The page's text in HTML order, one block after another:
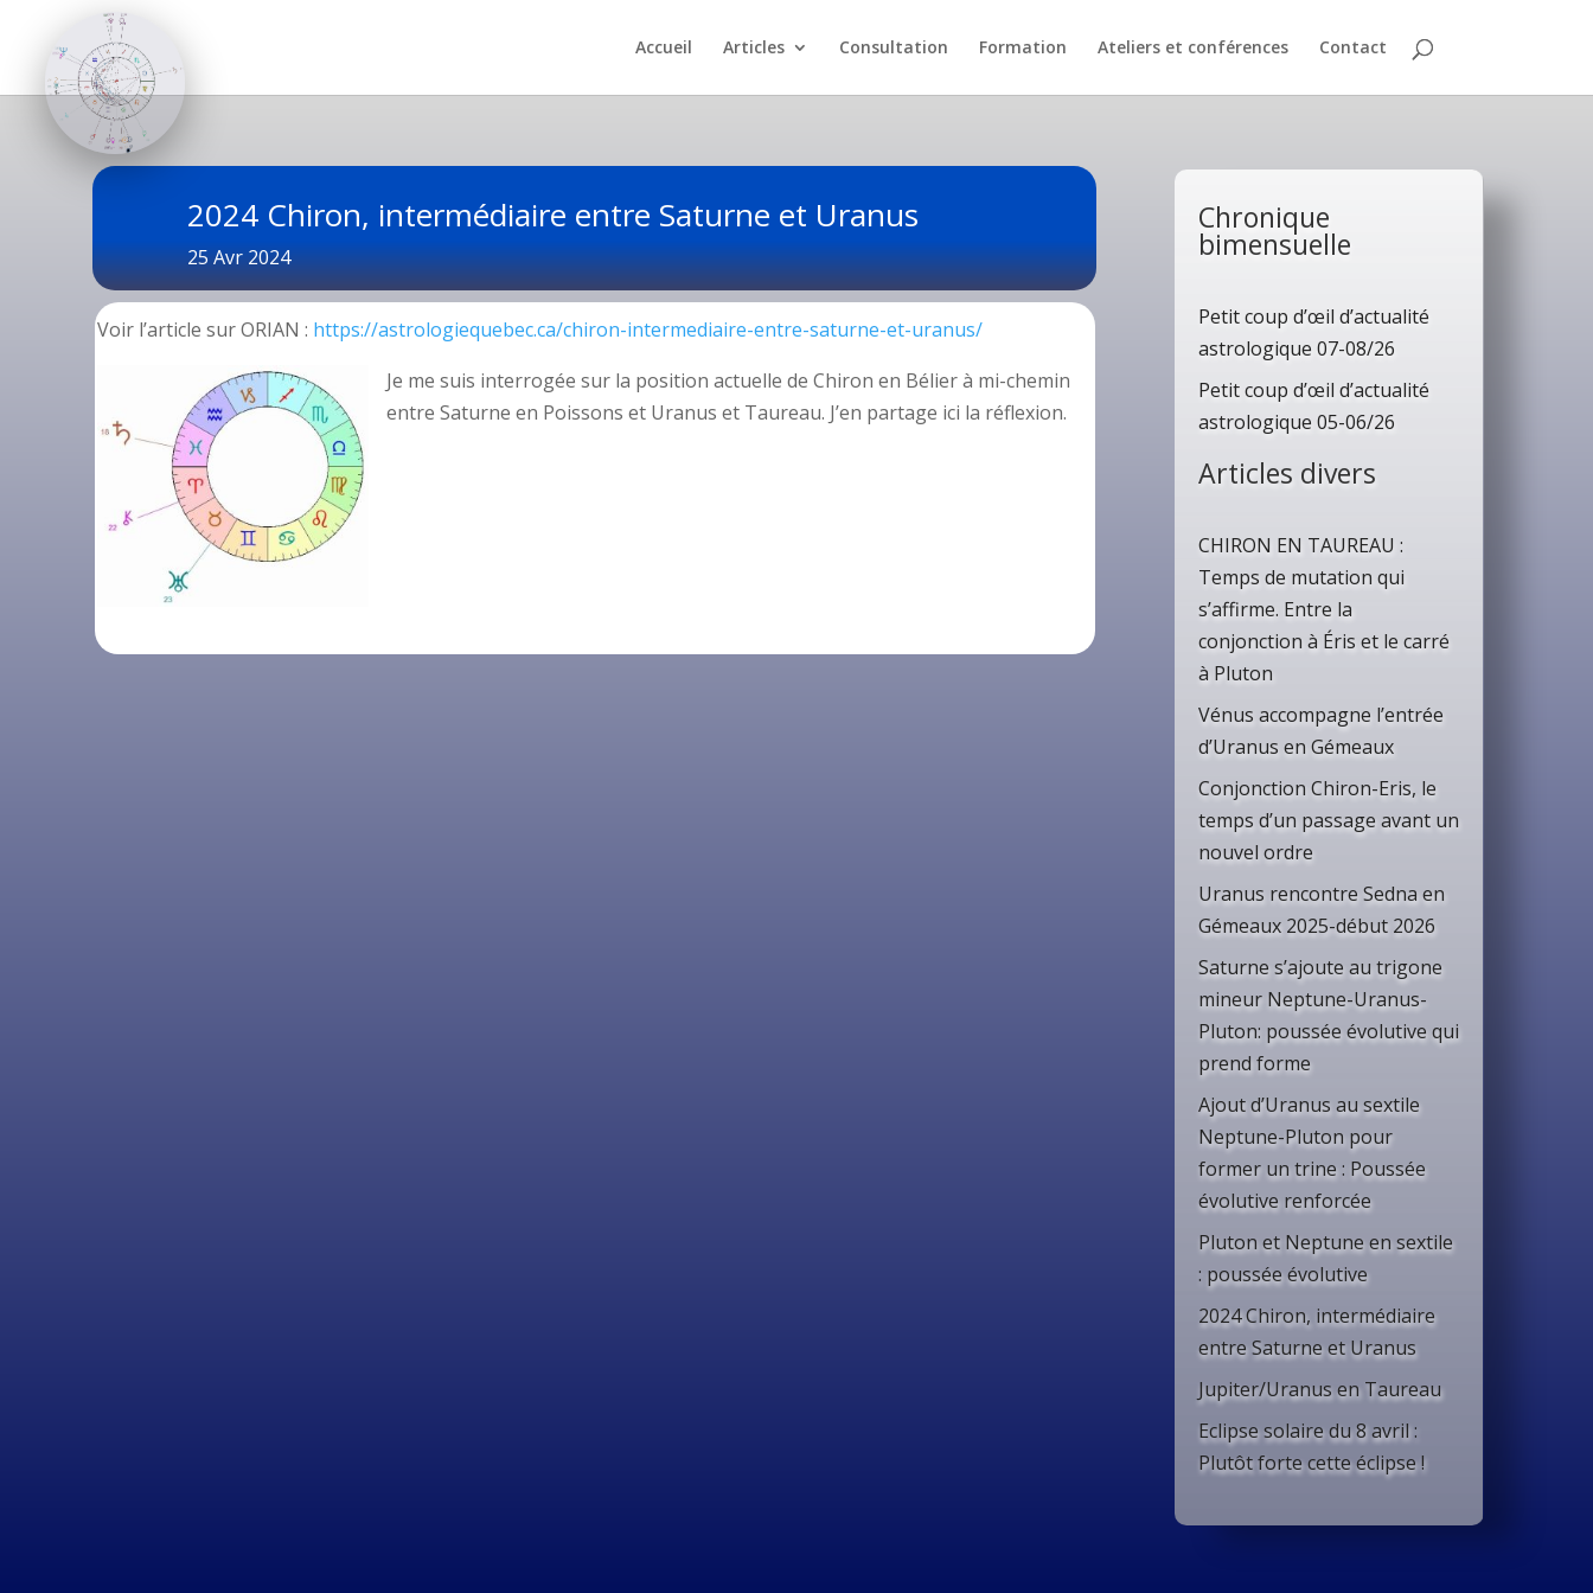
Accueil Articles Consultation Formation Ateliers et conférences Contact
2024 Chiron, intermédiaire entre Saturne et Uranus
25 Avr 2024
Voir l’article sur ORIAN : https://astrologiequebec.ca/chiron-intermediaire-entre-saturne-et-uranus/
Je me suis interrogée sur la position actuelle de Chiron en Bélier à mi-chemin
entre Saturne en Poissons et Uranus et Taureau. J’en partage ici la réflexion.
Chronique
bimensuelle
Petit coup d’œil d’actualité
astrologique 07-08/26
Petit coup d’œil d’actualité
astrologique 05-06/26
Articles divers
CHIRON EN TAUREAU :
Temps de mutation qui
s’affirme. Entre la
conjonction à Éris et le carré
à Pluton
Vénus accompagne l’entrée
d’Uranus en Gémeaux
Conjonction Chiron-Eris, le
temps d’un passage avant un
nouvel ordre
Uranus rencontre Sedna en
Gémeaux 2025-début 2026
Saturne s’ajoute au trigone
mineur Neptune-Uranus-
Pluton: poussée évolutive qui
prend forme
Ajout d’Uranus au sextile
Neptune-Pluton pour
former un trine : Poussée
évolutive renforcée
Pluton et Neptune en sextile
: poussée évolutive
2024 Chiron, intermédiaire
entre Saturne et Uranus
Jupiter/Uranus en Taureau
Eclipse solaire du 8 avril :
Plutôt forte cette éclipse !